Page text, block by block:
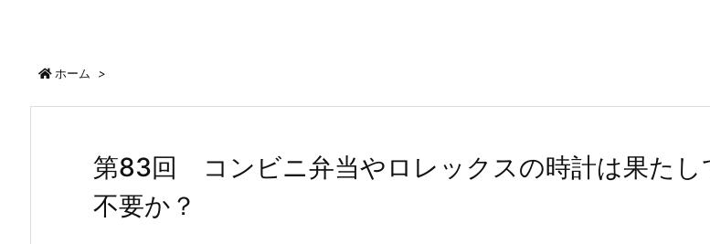
ホーム >
第83回 コンビニ弁当やロレックスの時計は果たし
不要か？